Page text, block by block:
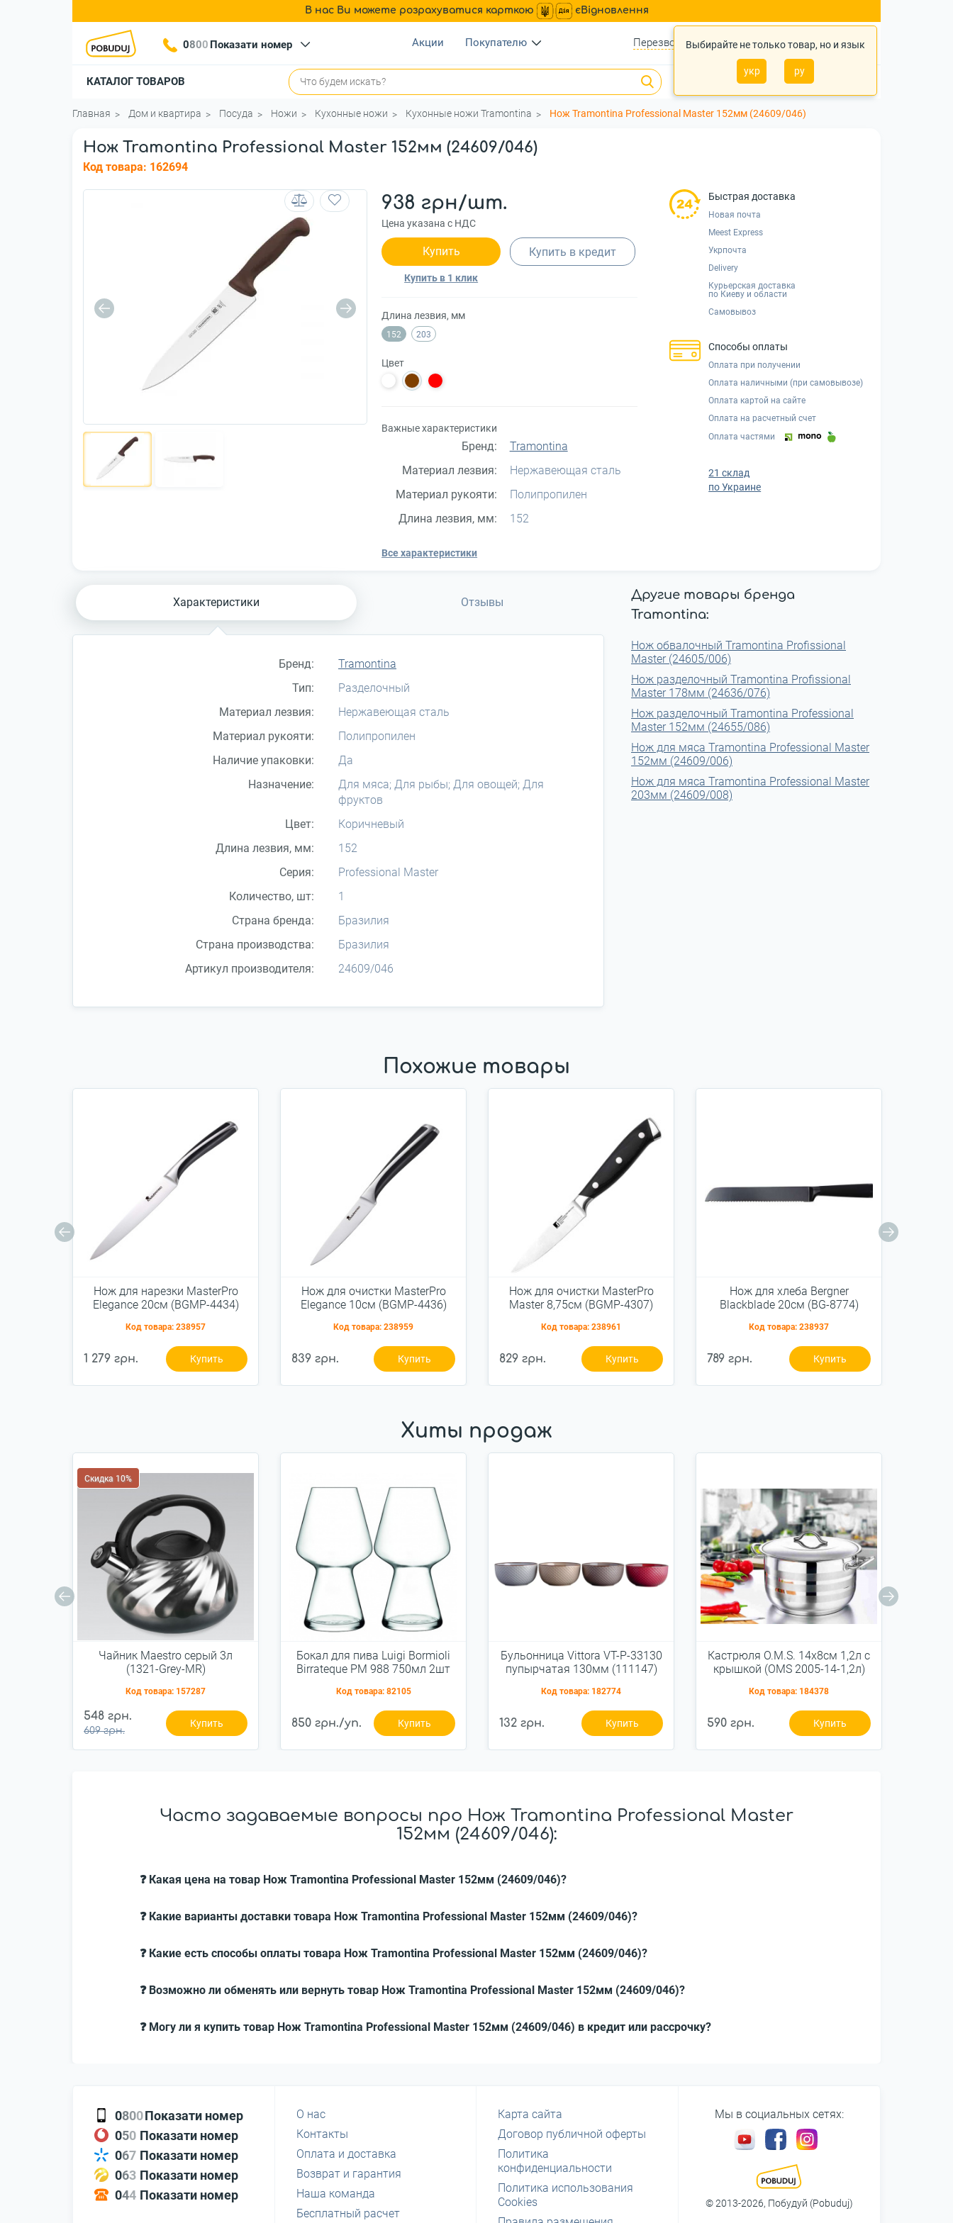
В нас Ви можете розрахуватися карткою єВідновлення
Выбирайте не только товар, но и язык
укр ру
0800 Показати номер Акции Покупателю Перезвонить? Войти Укр Ру
КАТАЛОГ ТОВАРОВ 0
Главная Дом и квартира Посуда Ножи Кухонные ножи Кухонные ножи Tramontina Нож Tramontina Professional Master 152мм (24609/046)
Нож Tramontina Professional Master 152мм (24609/046)
Код товара: 162694
938 грн/шт.
Цена указана с НДС
Купить
Купить в 1 клик
Купить в кредит
Длина лезвия, мм
152 203
Цвет
Важные характеристики
Бренд:
Tramontina
Материал лезвия:
Нержавеющая сталь
Материал рукояти:
Полипропилен
Длина лезвия, мм:
152
Все характеристики
Быстрая доставка
Новая почта
Meest Express
Укрпочта
Delivery
Курьерская доставка
по Киеву и области
Самовывоз
Способы оплаты
Оплата при получении
Оплата наличными (при самовывозе)
Оплата картой на сайте
Оплата на расчетный счет
Оплата частями
21 склад
по Украине
Характеристики Отзывы
Бренд:
Tramontina
Тип:
Разделочный
Материал лезвия:
Нержавеющая сталь
Материал рукояти:
Полипропилен
Наличие упаковки:
Да
Назначение:
Для мяса; Для рыбы; Для овощей; Для
фруктов
Цвет:
Коричневый
Длина лезвия, мм:
152
Серия:
Professional Master
Количество, шт:
1
Страна бренда:
Бразилия
Страна производства:
Бразилия
Артикул производителя:
24609/046
Другие товары бренда
Tramontina:
Нож обвалочный Tramontina Profissional
Master (24605/006)
Нож разделочный Tramontina Profissional
Master 178мм (24636/076)
Нож разделочный Tramontina Professional
Master 152мм (24655/086)
Нож для мяса Tramontina Professional Master
152мм (24609/006)
Нож для мяса Tramontina Professional Master
203мм (24609/008)
Похожие товары
Нож для нарезки MasterPro
Elegance 20см (BGMP-4434)
Код товара: 238957
1 279 грн. Купить
Нож для очистки MasterPro
Elegance 10см (BGMP-4436)
Код товара: 238959
839 грн. Купить
Нож для очистки MasterPro
Master 8,75см (BGMP-4307)
Код товара: 238961
829 грн. Купить
Нож для хлеба Bergner
Blackblade 20см (BG-8774)
Код товара: 238937
789 грн. Купить
Хиты продаж
Скидка 10%
Чайник Maestro серый 3л
(1321-Grey-MR)
Код товара: 157287
548 грн.
609 грн.
Купить
Бокал для пива Luigi Bormioli
Birrateque PM 988 750мл 2шт
Код товара: 82105
850 грн./уп. Купить
Бульонница Vittora VT-P-33130
пупырчатая 130мм (111147)
Код товара: 182774
132 грн. Купить
Кастрюля O.M.S. 14x8см 1,2л с
крышкой (OMS 2005-14-1,2л)
Код товара: 184378
590 грн. Купить
Часто задаваемые вопросы про Нож Tramontina Professional Master
152мм (24609/046):
❓ Какая цена на товар Нож Tramontina Professional Master 152мм (24609/046)?
❓ Какие варианты доставки товара Нож Tramontina Professional Master 152мм (24609/046)?
❓ Какие есть способы оплаты товара Нож Tramontina Professional Master 152мм (24609/046)?
❓ Возможно ли обменять или вернуть товар Нож Tramontina Professional Master 152мм (24609/046)?
❓ Могу ли я купить товар Нож Tramontina Professional Master 152мм (24609/046) в кредит или рассрочку?
0800Показати номер
050 Показати номер
067 Показати номер
063 Показати номер
044 Показати номер
О нас
Контакты
Оплата и доставка
Возврат и гарантия
Наша команда
Бесплатный расчет
Карта сайта
Договор публичной оферты
Политика
конфиденциальности
Политика использования
Cookies
Мы в социальных сетях:
© 2013-2026, Побудуй (Pobuduj)